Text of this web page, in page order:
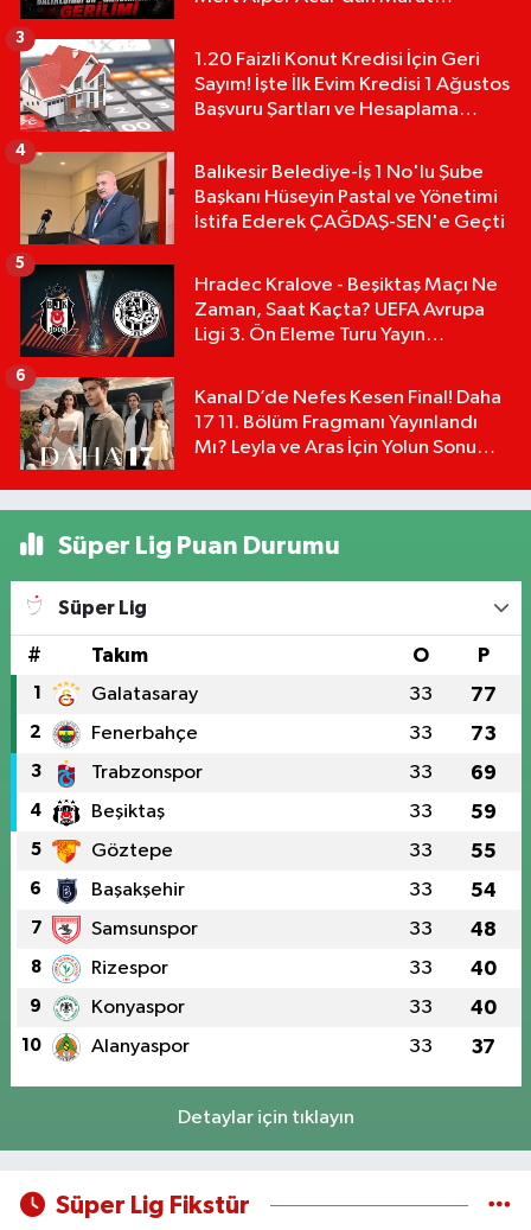
1.20 Faizli Konut Kredisi İçin Geri
Sayım! İşte İlk Evim Kredisi 1 Ağustos
Başvuru Şartları ve Hesaplama
3
Balıkesir Belediye-İş 1 No'lu Şube
Başkanı Hüseyin Pastal ve Yönetimi
İstifa Ederek ÇAĞDAŞ-SEN'e Geçti
4
Hradec Kralove - Beşiktaş Maçı Ne
Zaman, Saat Kaçta? UEFA Avrupa
Ligi 3. Ön Eleme Turu Yayın
5
Kanal D’de Nefes Kesen Final! Daha
17 11. Bölüm Fragmanı Yayınlandı
Mı? Leyla ve Aras İçin Yolun Sonu
6
Süper Lig Puan Durumu
Süper Lig
# Takım O P
1 Galatasaray 33 77
2 Fenerbahçe 33 73
3 Trabzonspor 33 69
4 Beşiktaş 33 59
5 Göztepe 33 55
6 Başakşehir 33 54
7 Samsunspor 33 48
8 Rizespor 33 40
9 Konyaspor 33 40
10 Alanyaspor 33 37
Detaylar için tıklayın
Süper Lig Fikstür